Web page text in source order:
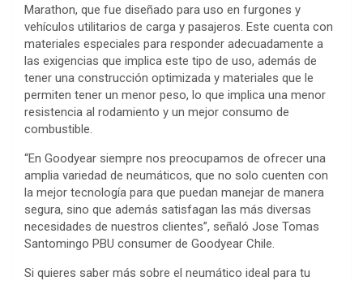
Marathon, que fue diseñado para uso en furgones y
vehículos utilitarios de carga y pasajeros. Este cuenta con
materiales especiales para responder adecuadamente a
las exigencias que implica este tipo de uso, además de
tener una construcción optimizada y materiales que le
permiten tener un menor peso, lo que implica una menor
resistencia al rodamiento y un mejor consumo de
combustible.
“En Goodyear siempre nos preocupamos de ofrecer una
amplia variedad de neumáticos, que no solo cuenten con
la mejor tecnología para que puedan manejar de manera
segura, sino que además satisfagan las más diversas
necesidades de nuestros clientes”, señaló Jose Tomas
Santomingo PBU consumer de Goodyear Chile.
Si quieres saber más sobre el neumático ideal para tu